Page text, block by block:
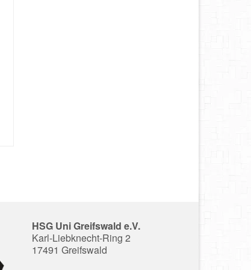
HSG Uni Greifswald e.V.
Karl-Liebknecht-Ring 2
17491 Greifswald